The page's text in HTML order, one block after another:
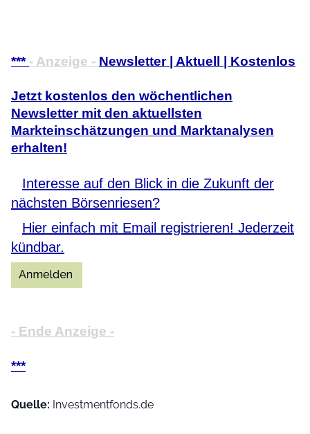
*** - Anzeige - Newsletter | Aktuell | Kostenlos
Jetzt kostenlos den wöchentlichen
Newsletter mit den aktuellsten
Markteinschätzungen und Marktanalysen
erhalten!
Interesse auf den Blick in die Zukunft der
nächsten Börsenriesen?
Hier einfach mit Email registrieren! Jederzeit
kündbar.
- Ende Anzeige -
***
Quelle: Investmentfonds.de